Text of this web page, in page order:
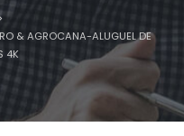
& AGROCANA-ALUGUEL DE
4K